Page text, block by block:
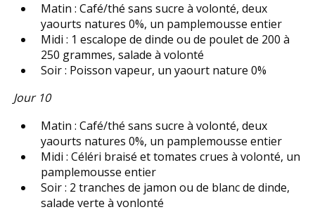
Matin : Café/thé sans sucre à volonté, deux
yaourts natures 0%, un pamplemousse entier
Midi : 1 escalope de dinde ou de poulet de 200 à
250 grammes, salade à volonté
Soir : Poisson vapeur, un yaourt nature 0%
Jour 10
Matin : Café/thé sans sucre à volonté, deux
yaourts natures 0%, un pamplemousse entier
Midi : Céléri braisé et tomates crues à volonté, un
pamplemousse entier
Soir : 2 tranches de jamon ou de blanc de dinde,
salade verte à vonlonté